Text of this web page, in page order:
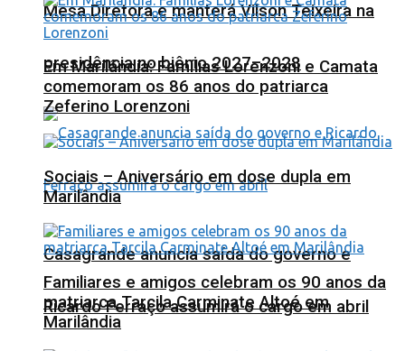
Mesa Diretora e manterá Vilson Teixeira na
presidência no biênio 2027–2028
Casagrande anuncia saída do governo e
Ricardo Ferraço assumirá o cargo em abril
Em Marilândia: Famílias Lorenzoni e Camata
comemoram os 86 anos do patriarca
Zeferino Lorenzoni
Sociais – Aniversário em dose dupla em
Marilândia
Familiares e amigos celebram os 90 anos da
matriarca Tarcila Carminate Altoé em
Marilândia